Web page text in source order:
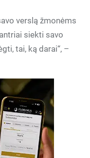
verslą žmonėms
siekti savo
tai, ką darai“, –